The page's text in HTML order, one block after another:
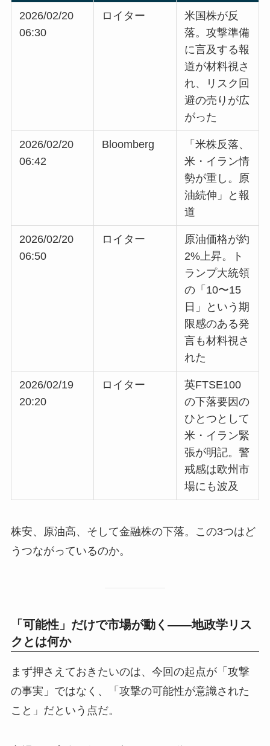
2026/02/20
06:30
ロイター
米国株が反
落。攻撃準備
に言及する報
道が材料視さ
れ、リスク回
避の売りが広
がった
2026/02/20
06:42
Bloomberg
「米株反落、
米・イラン情
勢が重し。原
油続伸」と報
道
2026/02/20
06:50
ロイター
原油価格が約
2%上昇。ト
ランプ大統領
の「10〜15
日」という期
限感のある発
言も材料視さ
れた
2026/02/19
20:20
ロイター
英FTSE100
の下落要因の
ひとつとして
米・イラン緊
張が明記。警
戒感は欧州市
場にも波及
株安、原油高、そして金融株の下落。この3つはど
うつながっているのか。
「可能性」だけで市場が動く——地政学リス
クとは何か
まず押さえておきたいのは、今回の起点が「攻撃
の事実」ではなく、「攻撃の可能性が意識された
こと」だという点だ。